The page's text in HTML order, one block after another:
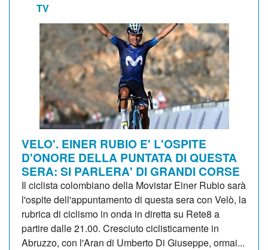
TV
VELO'. EINER RUBIO E' L'OSPITE
D'ONORE DELLA PUNTATA DI QUESTA
SERA: SI PARLERA' DI GRANDI CORSE
Il ciclista colombiano della Movistar Einer Rubio sarà
l'ospite dell'appuntamento di questa sera con Velò, la
rubrica di ciclismo in onda in diretta su Rete8 a
partire dalle 21.00. Cresciuto ciclisticamente in
Abruzzo, con l'Aran di Umberto Di Giuseppe, ormai...